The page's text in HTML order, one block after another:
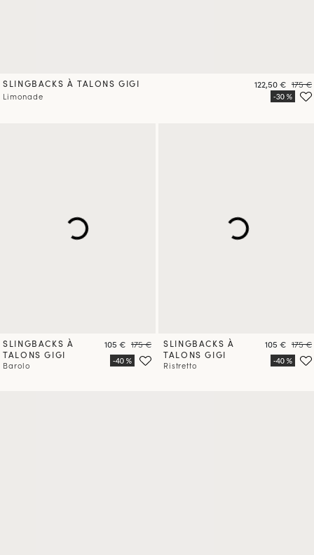
SLINGBACKS À TALONS GIGI
Limonade
Prix
122,50 € Prix
175 €
SLINGBACKS À
TALONS GIGI
Barolo
Prix
105 € Prix
175 €
SLINGBACKS À
TALONS GIGI
Ristretto
Prix
105 € Prix
175 €